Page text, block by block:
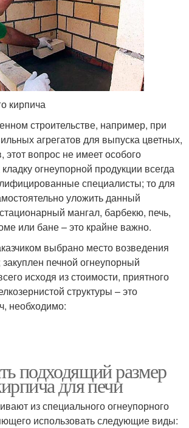
кирпича
строительстве, например, при
агрегатов для выпуска цветных,
этот вопрос не имеет особого
огнеупорной продукции всегда
специалисты; то для
уложить данный
мангал, барбекю, печь,
или бане – это крайне важно.
выбрано место возведения
печной огнеупорный
исходя из стоимости, приятного
структуры – это
необходимо:
подходящий размер
для печи
из специального огнеупорного
использовать следующие виды: